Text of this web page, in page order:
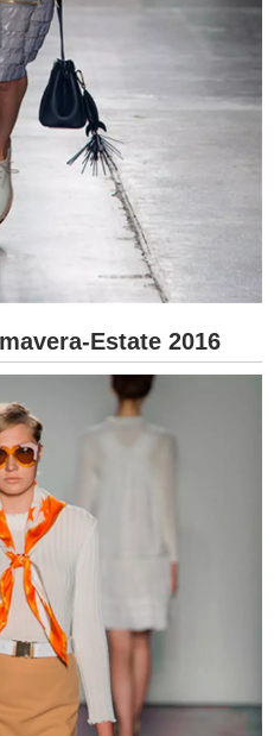
Estate 2016